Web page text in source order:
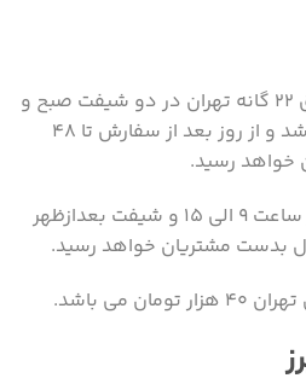
تمامی سفارشات برای مناطق 22 گانه تهران در دو شیفت صبح و
بعدازظهر قابل ارسال می باشد و از روز بعد از سفارش تا 48
خواهد رسید.
سفارشات در شیفت صبح از ساعت 9 الی 15 و شیفت بعدازظهر
می باشد.